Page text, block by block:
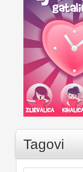
Tagovi